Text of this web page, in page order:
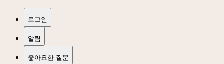
로그인
알림
좋아요한 질문